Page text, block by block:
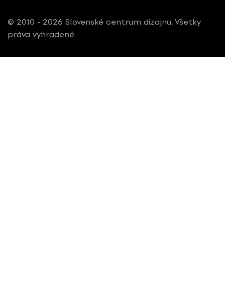
© 2010 - 2026 Slovenské centrum dizajnu, Všetky
práva vyhradené